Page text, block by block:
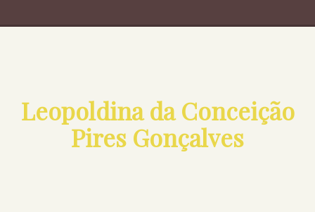
Leopoldina da Conceição
Pires Gonçalves